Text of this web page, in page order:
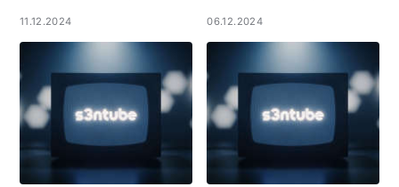
11.12.2024 06.12.2024